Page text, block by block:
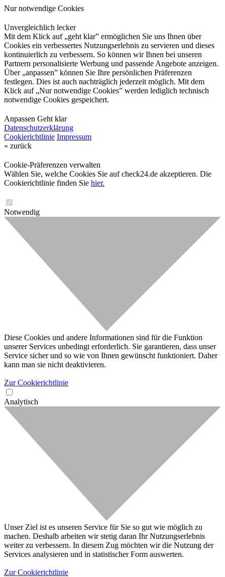
Nur notwendige Cookies
Unvergleichlich lecker
Mit dem Klick auf „geht klar” ermöglichen Sie uns Ihnen über
Cookies ein verbessertes Nutzungserlebnis zu servieren und dieses
kontinuierlich zu verbessern. So können wir Ihnen bei unseren
Partnern personalisierte Werbung und passende Angebote anzeigen.
Über „anpassen” können Sie Ihre persönlichen Präferenzen
festlegen. Dies ist auch nachträglich jederzeit möglich. Mit dem
Klick auf „Nur notwendige Cookies” werden lediglich technisch
notwendige Cookies gespeichert.
Anpassen Geht klar
Datenschutzerklärung
Cookierichtlinie Impressum
« zurück
Cookie-Präferenzen verwalten
Wählen Sie, welche Cookies Sie auf check24.de akzeptieren. Die
Cookierichtlinie finden Sie hier.
Notwendig
Diese Cookies und andere Informationen sind für die Funktion
unserer Services unbedingt erforderlich. Sie garantieren, dass unser
Service sicher und so wie von Ihnen gewünscht funktioniert. Daher
kann man sie nicht deaktivieren.
Zur Cookierichtlinie
Analytisch
Unser Ziel ist es unseren Service für Sie so gut wie möglich zu
machen. Deshalb arbeiten wir stetig daran Ihr Nutzungserlebnis
weiter zu verbessern. In diesem Zug möchten wir die Nutzung der
Services analysieren und in statistischer Form auswerten.
Zur Cookierichtlinie